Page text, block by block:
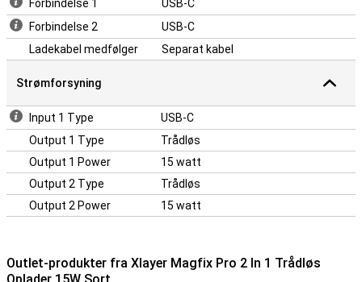
Forbindelse 1
USB-C
Forbindelse 2
USB-C
Ladekabel medfølger
Separat kabel
Strømforsyning
Input 1 Type
USB-C
Output 1 Type
Trådløs
Output 1 Power
15 watt
Output 2 Type
Trådløs
Output 2 Power
15 watt
Outlet-produkter fra Xlayer Magfix Pro 2 In 1 Trådløs